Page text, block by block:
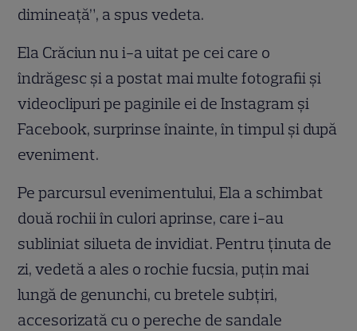
dimineață”, a spus vedeta.
Ela Crăciun nu i-a uitat pe cei care o
îndrăgesc și a postat mai multe fotografii și
videoclipuri pe paginile ei de Instagram și
Facebook, surprinse înainte, în timpul și după
eveniment.
Pe parcursul evenimentului, Ela a schimbat
două rochii în culori aprinse, care i-au
subliniat silueta de invidiat. Pentru ținuta de
zi, vedetă a ales o rochie fucsia, puțin mai
lungă de genunchi, cu bretele subțiri,
accesorizată cu o pereche de sandale